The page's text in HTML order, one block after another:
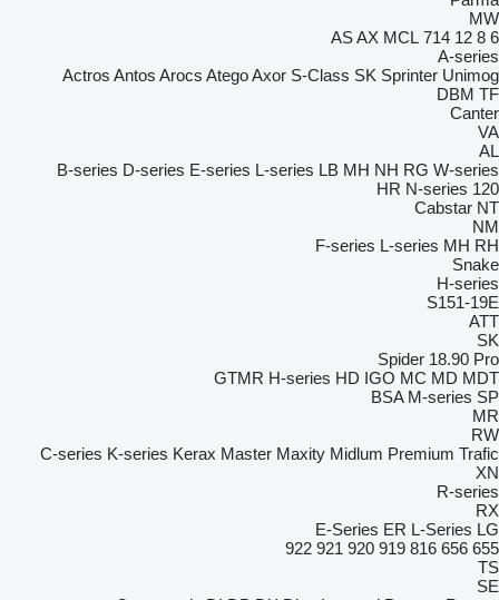
MW
6
8
12
714
ASAX MCL
A-series
Actros Antos Arocs AtegoAxor S-Class SK Sprinter Unimog
DBM TF
Canter
VA
AL
B-series D-series E-series L-series LB MH NH RG W-series
120
HR N-series
Cabstar NT
NM
F-series L-series MH RH
Snake
H-series
S151-19E
ATT
SK
Spider 18.90 Pro
GTMR H-series HD IGO MC MD MDT
BSA M-series SP
MR
RW
C-series K-series Kerax Master Maxity Midlum Premium Trafic
XN
R-series
RX
E-Series ER L-Series LG
655
656
816
919
920
921
922
TS
SE